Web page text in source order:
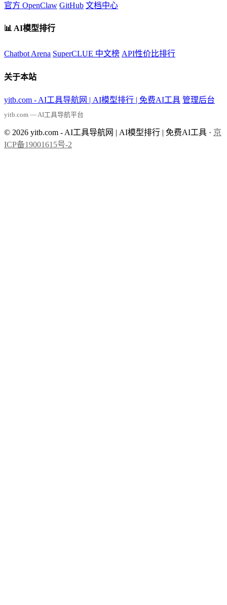
官方 OpenClaw GitHub 文档中心
📊 AI模型排行
Chatbot Arena SuperCLUE 中文榜 API性价比排行
关于本站
yitb.com - AI工具导航网 | AI模型排行 | 免费AI工具 管理后台
yitb.com — AI工具导航平台
© 2026 yitb.com - AI工具导航网 | AI模型排行 | 免费AI工具 · 京
ICP备19001615号-2